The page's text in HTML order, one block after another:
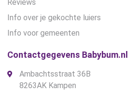
Reviews
Info over je gekochte luiers
Info voor gemeenten
Contactgegevens Babybum.nl
Ambachtsstraat 36B
8263AK Kampen